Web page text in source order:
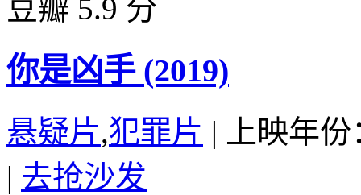
豆瓣 5.9 分
你是凶手 (2019)
悬疑片,犯罪片 |
上映年
| 去抢沙发